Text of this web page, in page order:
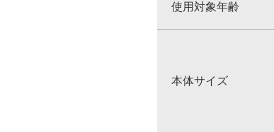
使用対象年齢
本体サイズ